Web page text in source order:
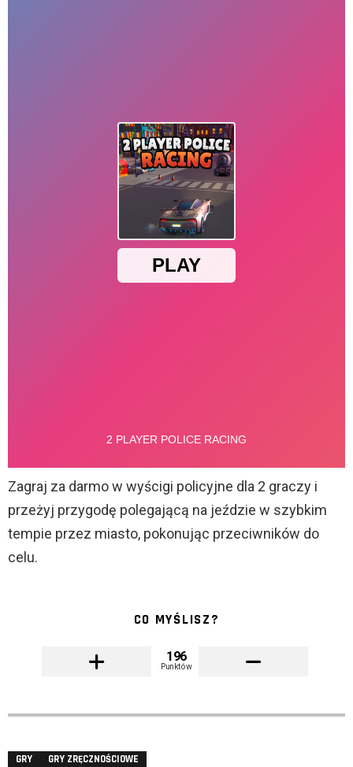
Zagraj za darmo w wyścigi policyjne dla 2 graczy i
przeżyj przygodę polegającą na jeździe w szybkim
tempie przez miasto, pokonując przeciwników do
celu.
CO MYŚLISZ?
196
Punktów
GRY GRY ZRĘCZNOŚCIOWE